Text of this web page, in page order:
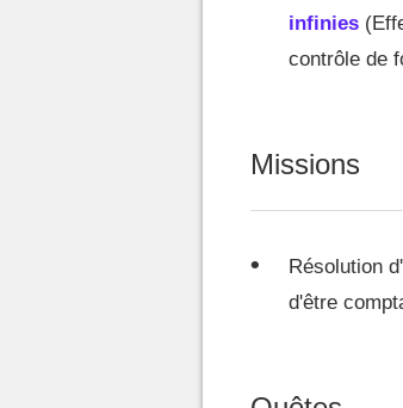
infinies
contrôle de
Missions
Résolution
d'être